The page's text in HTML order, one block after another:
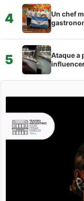
4
Un chef
5
Ataque a